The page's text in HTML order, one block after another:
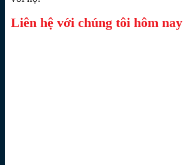
Liên hệ với chúng tôi hôm nay